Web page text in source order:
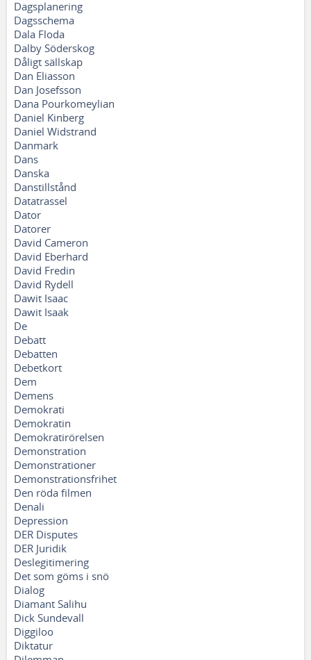
Dagsplanering
Dagsschema
Dala Floda
Dalby Söderskog
Dåligt sällskap
Dan Eliasson
Dan Josefsson
Dana Pourkomeylian
Daniel Kinberg
Daniel Widstrand
Danmark
Dans
Danska
Danstillstånd
Datatrassel
Dator
Datorer
David Cameron
David Eberhard
David Fredin
David Rydell
Dawit Isaac
Dawit Isaak
De
Debatt
Debatten
Debetkort
Dem
Demens
Demokrati
Demokratin
Demokratirörelsen
Demonstration
Demonstrationer
Demonstrationsfrihet
Den röda filmen
Denali
Depression
DER Disputes
DER Juridik
Deslegitimering
Det som göms i snö
Dialog
Diamant Salihu
Dick Sundevall
Diggiloo
Diktatur